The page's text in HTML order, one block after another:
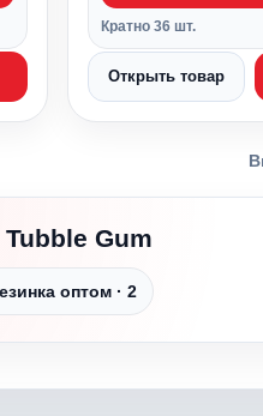
Кратно 36 шт.
Открыть товар
Gum
оптом · 2